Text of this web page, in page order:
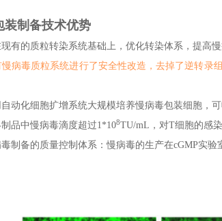
装制备技术优势
现有的质粒转染系统基础上，优化转染体系，提高
慢病毒质粒系统进行了安全性改造，去掉了逆转录
动化细胞扩增系统大规模培养慢病毒包装细胞，
品中慢病毒滴度超过1*108TU/mL ，对T细胞的感
毒制备的质量控制体系：慢病毒的生产在cGMP实验